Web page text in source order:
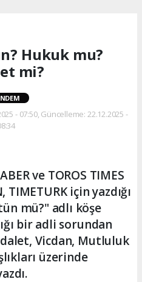
Hukuk mu?
mi?
- 07:50, Güncelleme: 22.12.2025 -
ve TOROS TIMES
için yazdığı
mü?" adlı köşe
bir adli sorundan
Vicdan, Mutluluk
üzerinde